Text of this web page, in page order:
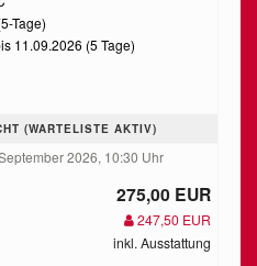
Tage)
11.09.2026 (5 Tage)
(WARTELISTE AKTIV)
2026, 10:30 Uhr
275,00 EUR
247,50 EUR
inkl. Ausstattung